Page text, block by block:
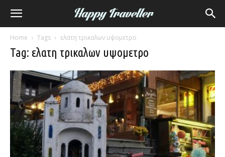
Home Tags ελατη τρικαλων υψομετρο
Tag: ελατη τρικαλων υψομετρο